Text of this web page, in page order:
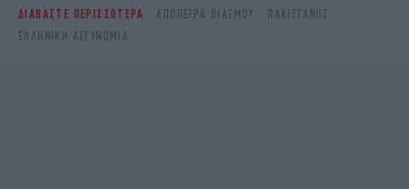
ΔΙΑΒΑΣΤΕ ΠΕΡΙΣΣΟΤΕΡΑ ΑΠΌΠΕΙΡΑ ΒΙΑΣΜΟΎ
ΠΑΚΙΣΤΑΝΌΣ
ΕΛΛΗΝΙΚΉ ΑΣΤΥΝΟΜΊΑ